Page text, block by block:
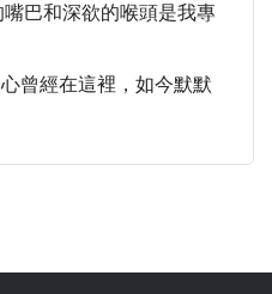
嘴巴和深欲的喉頭是我專
曾經在這裡，如今默默